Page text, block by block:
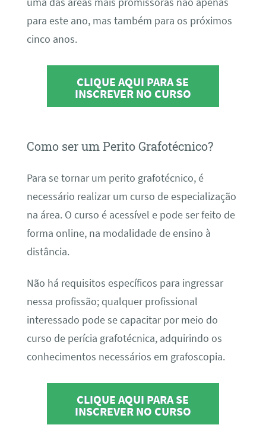
para este ano, mas também para os próximos
cinco anos.
CLIQUE AQUI PARA SE
INSCREVER NO CURSO
Como ser um Perito Grafotécnico?
Para se tornar um perito grafotécnico, é
necessário realizar um curso de especialização
na área. O curso é acessível e pode ser feito de
forma online, na modalidade de ensino à
distância.
Não há requisitos específicos para ingressar
nessa profissão; qualquer profissional
interessado pode se capacitar por meio do
curso de perícia grafotécnica, adquirindo os
conhecimentos necessários em grafoscopia.
CLIQUE AQUI PARA SE
INSCREVER NO CURSO